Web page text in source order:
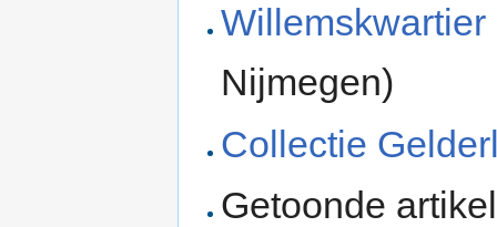
Nijmegen)
Collectie
Getoonde